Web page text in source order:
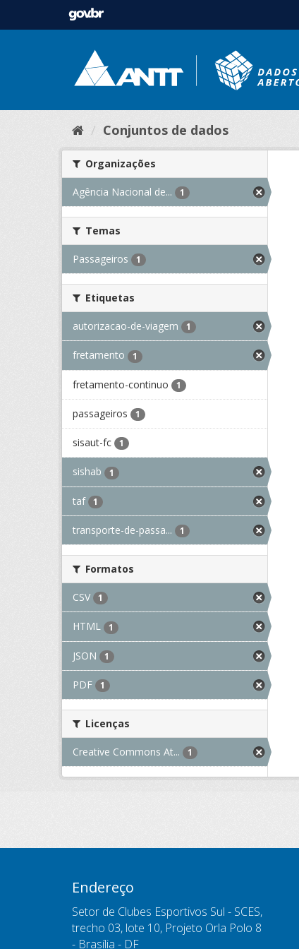
Conjuntos de dados
Organizações
Agência Nacional de... 1
Temas
Passageiros 1
Etiquetas
autorizacao-de-viagem 1
fretamento 1
fretamento-continuo 1
passageiros 1
sisaut-fc 1
sishab 1
taf 1
transporte-de-passa... 1
Formatos
CSV 1
HTML 1
JSON 1
PDF 1
Licenças
Creative Commons At... 1
Endereço
Setor de Clubes Esportivos Sul - SCES,
trecho 03, lote 10, Projeto Orla Polo 8
- Brasília - DF